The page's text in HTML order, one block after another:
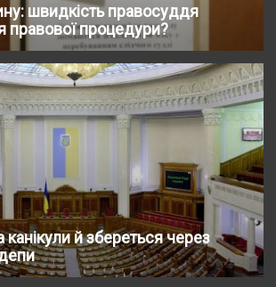
швидкість правосуддя
правової процедури?
канікули й збереться через